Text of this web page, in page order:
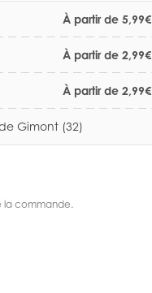
À partir de 5,99€
À partir de 2,99€
À partir de 2,99€
Gimont (32)
la commande.